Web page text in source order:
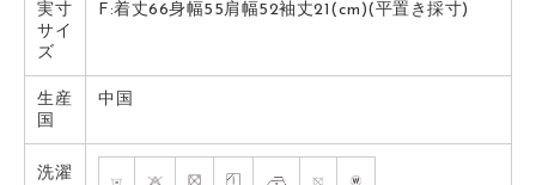
実寸
サイ
ズ
F:着丈66身幅55肩幅52袖丈21(cm)(平置き採寸)
生産
国
中国
洗濯